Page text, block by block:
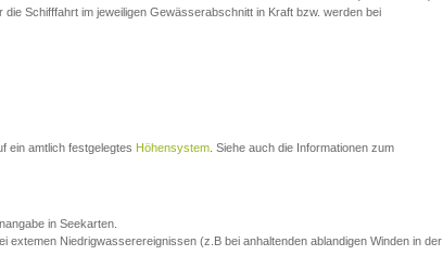
Schifffahrt im jeweiligen Gewässerabschnitt in Kraft bzw. werden bei
ein amtlich festgelegtes Höhensystem . Siehe auch die Informationen zum
in Seekarten.
extemen Niedrigwasserereignissen (z.B bei anhaltenden ablandigen Winden in der